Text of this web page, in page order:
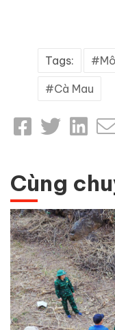
Tags:
Cà Mau
Cùng